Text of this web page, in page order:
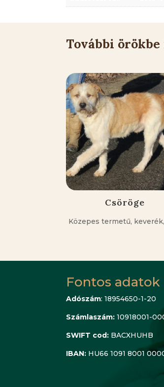
További
Csöröge
Közepes termetű,
Fontos adatok
Adószám: 18954650-1-20
Számlaszám:10918001-
SWIFT cod: BACXHUHB
IBAN: HU66 1091 8001